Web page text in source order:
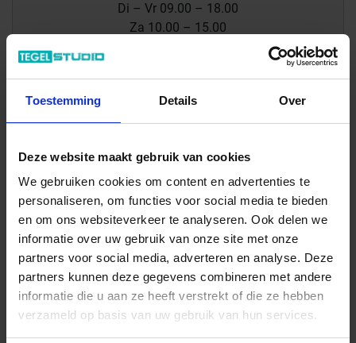
Toestemming Details Over
Deze website maakt gebruik van cookies
We gebruiken cookies om content en advertenties te
personaliseren, om functies voor social media te bieden
en om ons websiteverkeer te analyseren. Ook delen we
informatie over uw gebruik van onze site met onze
partners voor social media, adverteren en analyse. Deze
partners kunnen deze gegevens combineren met andere
informatie die u aan ze heeft verstrekt of die ze hebben
verzameld op basis van uw gebruik van hun services.
Di – Vr 09.00 – 18.00
Za 10.00 – 15.00
+31 (0) 478 - 69 11 63 Productaanvraag
Previous